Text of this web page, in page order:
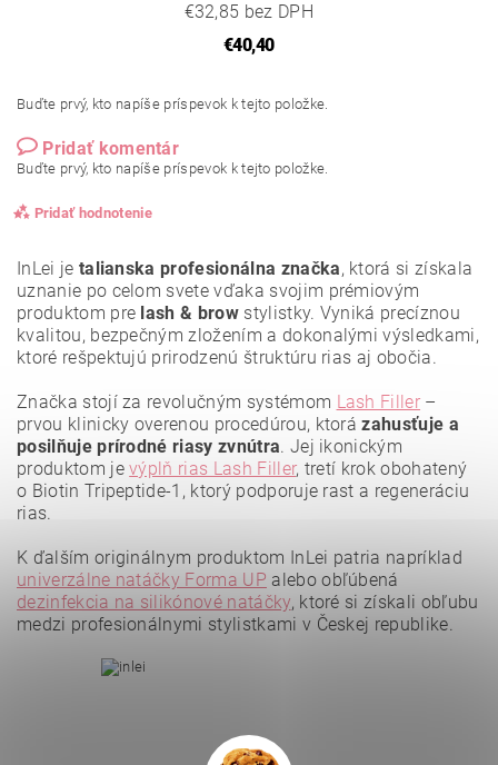
€32,85 bez DPH
€40,40
Buďte prvý, kto napíše príspevok k tejto položke.
Pridať komentár
Buďte prvý, kto napíše príspevok k tejto položke.
Pridať hodnotenie
Vložením hodnotenie súhlasíte spodmienkami ochrany
osobných údajov.
InLei je talianska profesionálna značka, ktorá si získala
uznanie po celom svete vďaka svojim prémiovým
produktom pre lash & brow stylistky. Vyniká precíznou
kvalitou, bezpečným zložením a dokonalými výsledkami,
ktoré rešpektujú prirodzenú štruktúru rias aj obočia.
Značka stojí za revolučným systémom Lash Filler –
prvou klinicky overenou procedúrou, ktorázahusťuje a
posilňuje prírodné riasy zvnútra. Jej ikonickým
produktom jevýplň rias Lash Filler, tretí krok obohatený
o Biotin Tripeptide-1, ktorý podporuje rast a regeneráciu
rias.
K ďalším originálnym produktom InLei patria napríklad
univerzálne natáčky Forma UP alebo obľúbená
dezinfekcia na silikónové natáčky, ktoré si získali obľubu
medzi profesionálnymi stylistkami v Českej republike.